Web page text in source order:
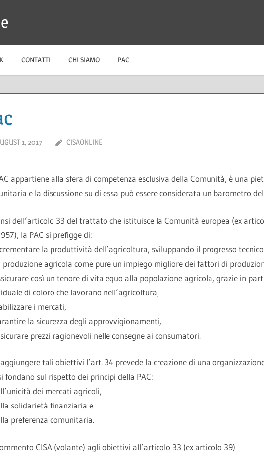
CONTATTI CHI SIAMO PAC
1, 2017 CISAONLINE
appartiene alla sfera di competenza esclusiva della Comunità, è una
e la discussione su di essa può essere considerata un barometro
dell’articolo 33 del trattato che istituisce la Comunità europea (ex
la PAC si prefigge di:
la produttività dell’agricoltura, sviluppando il progresso
produzione agricola come pure un impiego migliore dei fattori di
così un tenore di vita equo alla popolazione agricola, grazie in
di coloro che lavorano nell’agricoltura,
i mercati,
la sicurezza degli approvvigionamenti,
prezzi ragionevoli nelle consegne ai consumatori.
tali obiettivi l’art. 34 prevede la creazione di una
fondano sul rispetto dei principi della PAC:
dei mercati agricoli,
solidarietà finanziaria e
preferenza comunitaria.
CISA (volante) agli obiettivi all’articolo 33 (ex articolo 39)